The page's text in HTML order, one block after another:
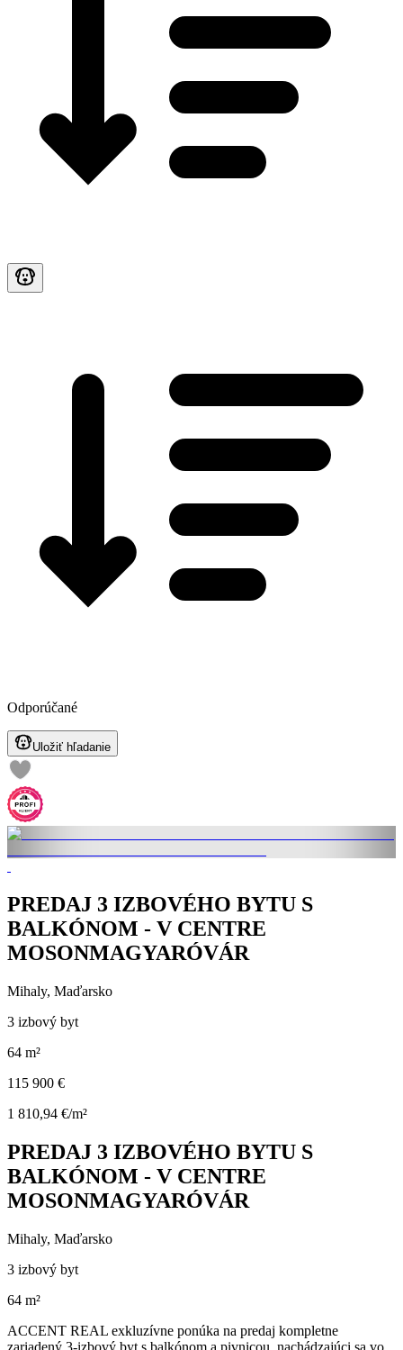
Odporúčané
Uložiť hľadanie
PREDAJ 3 IZBOVÉHO BYTU S
BALKÓNOM - V CENTRE
MOSONMAGYARÓVÁR
Mihaly, Maďarsko
3 izbový byt
64 m²
115 900 €
1 810,94 €/m²
PREDAJ 3 IZBOVÉHO BYTU S
BALKÓNOM - V CENTRE
MOSONMAGYARÓVÁR
Mihaly, Maďarsko
3 izbový byt
64 m²
ACCENT REAL exkluzívne ponúka na predaj kompletne
zariadený 3-izbový byt s balkónom a pivnicou, nachádzajúci sa vo